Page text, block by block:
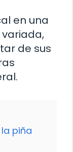
en una
de sus
piña